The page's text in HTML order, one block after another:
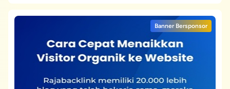
Banner Bersponsor